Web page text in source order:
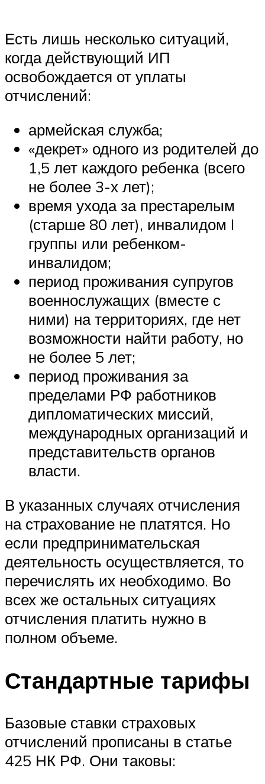
Есть лишь несколько ситуаций,
когда действующий ИП
освобождается от уплаты
отчислений:
армейская служба;
«декрет» одного из родителей до
1,5 лет каждого ребенка (всего
не более 3-х лет);
время ухода за престарелым
(старше 80 лет), инвалидом I
группы или ребенком-
инвалидом;
период проживания супругов
военнослужащих (вместе с
ними) на территориях, где нет
возможности найти работу, но
не более 5 лет;
период проживания за
пределами РФ работников
дипломатических миссий,
международных организаций и
представительств органов
власти.
В указанных случаях отчисления
на страхование не платятся. Но
если предпринимательская
деятельность осуществляется, то
перечислять их необходимо. Во
всех же остальных ситуациях
отчисления платить нужно в
полном объеме.
Стандартные тарифы
Базовые ставки страховых
отчислений прописаны в статье
425 НК РФ. Они таковы: